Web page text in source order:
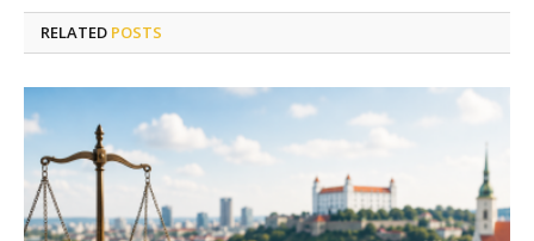
RELATED POSTS